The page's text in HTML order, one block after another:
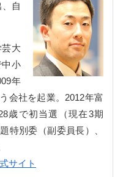
自
大
小
年
会社を起業。2012年富
歳で初当選（現在3期
特別委（副委員長）、
サイト